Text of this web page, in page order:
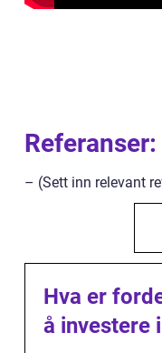
Referanser:
– (Sett inn relevant
Hva er
å investere